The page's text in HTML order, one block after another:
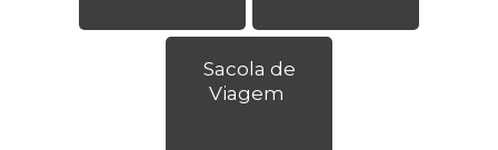
Sacola de
Viagem